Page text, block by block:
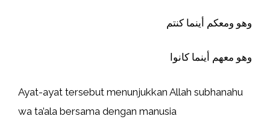
وهو ومعكم أينما كنتم
وهو معهم أينما كانوا
Ayat-ayat tersebut menunjukkan Allah subhanahu
wa ta’ala bersama dengan manusia